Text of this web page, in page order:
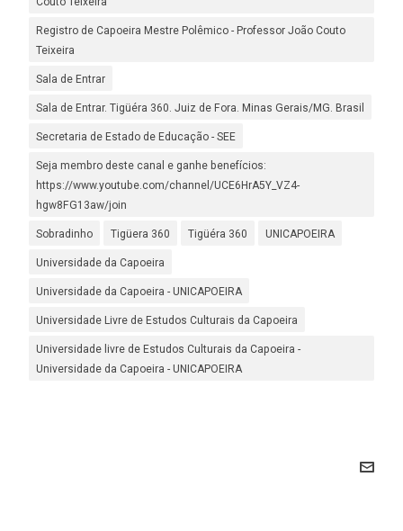
Registro de Capoeira Mestre Polêmico - Professor João Couto
Teixeira
Sala de Entrar
Sala de Entrar. Tigüéra 360. Juiz de Fora. Minas Gerais/MG. Brasil
Secretaria de Estado de Educação - SEE
Seja membro deste canal e ganhe benefícios:
https://www.youtube.com/channel/UCE6HrA5Y_VZ4-
hgw8FG13aw/join
Sobradinho Tigüera 360 Tigüéra 360 UNICAPOEIRA
Universidade da Capoeira
Universidade da Capoeira - UNICAPOEIRA
Universidade Livre de Estudos Culturais da Capoeira
Universidade livre de Estudos Culturais da Capoeira -
Universidade da Capoeira - UNICAPOEIRA